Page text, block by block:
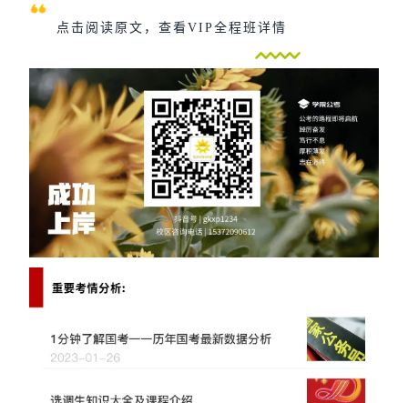
点击阅读原文，查看VIP全程班详情